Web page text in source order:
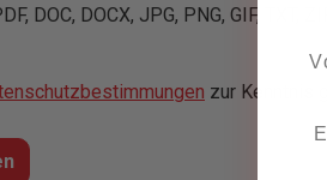
DOC, DOCX, JPG, PNG, GIF, TXT,
zur Kenntnis